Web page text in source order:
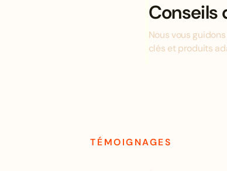
Conseils
Nous vous
clés et produits
TÉMOIGNAGES